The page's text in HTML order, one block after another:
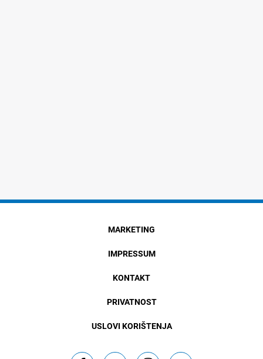
MARKETING
IMPRESSUM
KONTAKT
PRIVATNOST
USLOVI KORIŠTENJA